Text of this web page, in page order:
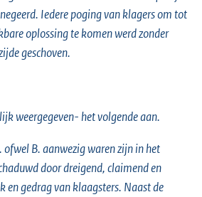
Iedere poging van klagers om tot
oplossing te komen werd zonder
geschoven.
weergegeven- het volgende aan.
B. aanwezig waren zijn in het
door dreigend, claimend en
en gedrag van klaagsters. Naast de